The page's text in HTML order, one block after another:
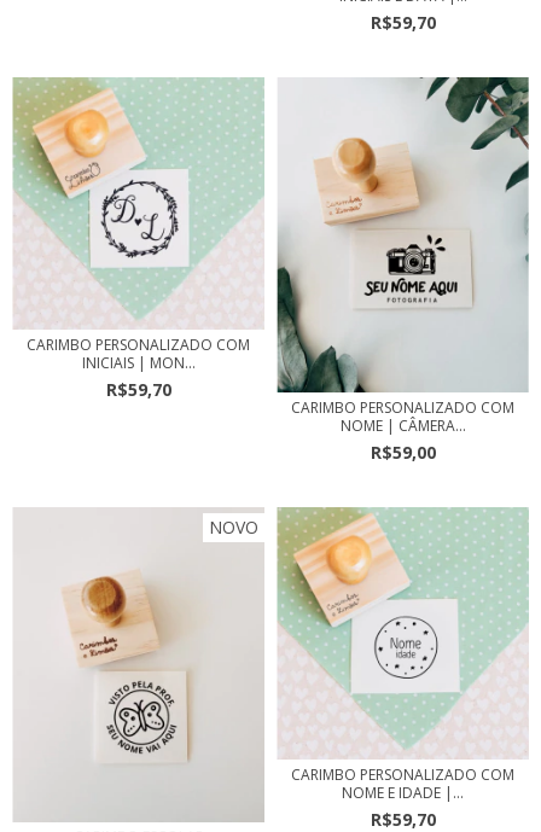
R$59,70
CARIMBO PERSONALIZADO COM
INICIAIS | MON...
R$59,70
CARIMBO PERSONALIZADO COM
NOME | CÂMERA...
R$59,00
NOVO
CARIMBO PERSONALIZADO COM
NOME E IDADE |...
R$59,70